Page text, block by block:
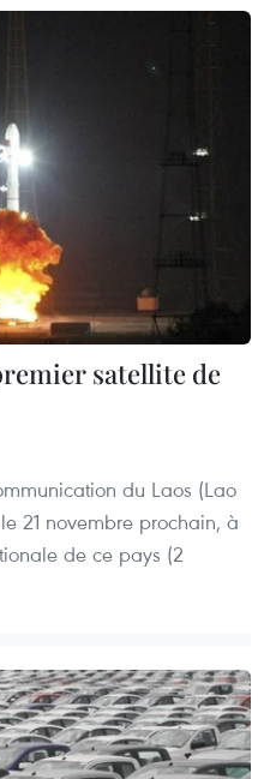
satellite de
du Laos (Lao
21 novembre prochain, à
de ce pays (2